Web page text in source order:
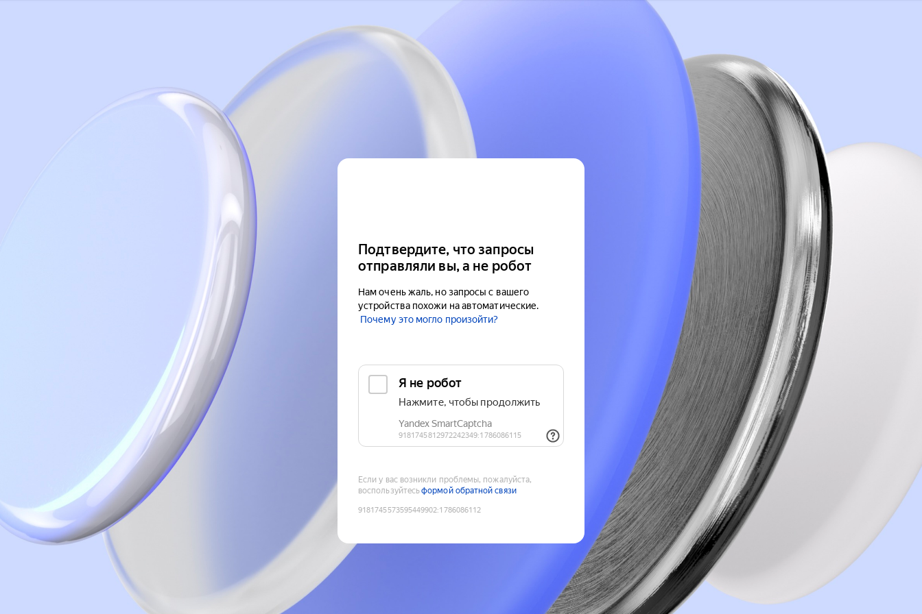
Подтвердите, что запросы
отправляли вы, а не робот
Нам очень жаль, но запросы с вашего
устройства похожи на автоматические.
Почему это могло произойти?
Если у вас возникли проблемы, пожалуйста,
воспользуйтесьформой обратной связи
9181745573595449902:1786086112